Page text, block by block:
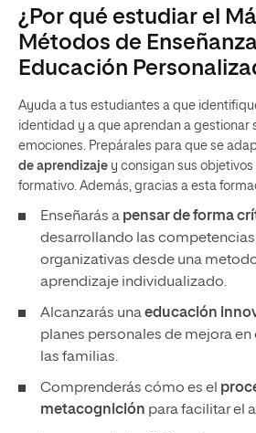
¿Por qué estudiar el
Métodos de
Educación
Ayuda a tus estudiantes a que
identidad y a que aprendan a gestionar
emociones. Prepárales para que se
de aprendizaje y consigan sus objetivos
formativo. Además, gracias a esta
Enseñarás a pensar de forma
desarrollando las
organizativas desde una
aprendizaje individualizado.
Alcanzarás unaeducación
planes personales de mejora
las familias.
Comprenderás cómo es el
metacognición para facilitar el